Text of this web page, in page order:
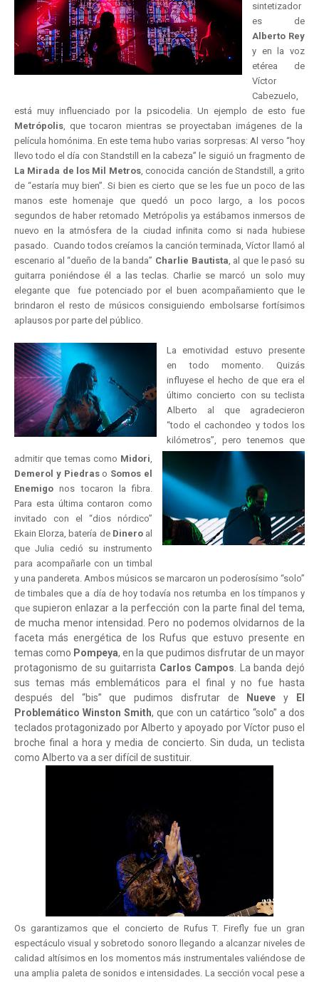
sintetizador
es de
Alberto Rey
y en la voz
etérea de
Víctor
Cabezuelo,
está muy influenciado por la psicodelia. Un ejemplo de esto fue
Metrópolis, que tocaron mientras se proyectaban imágenes de la
película homónima. En este tema hubo varias sorpresas: Al verso “hoy
llevo todo el día con Standstill en la cabeza” le siguió un fragmento de
La Mirada de los Mil Metros, conocida canción de Standstill, a grito
de “estaría muy bien”. Si bien es cierto que se les fue un poco de las
manos este homenaje que quedó un poco largo, a los pocos
segundos de haber retomado Metrópolis ya estábamos inmersos de
nuevo en la atmósfera de la ciudad infinita como si nada hubiese
pasado. Cuando todos creíamos la canción terminada, Víctor llamó al
escenario al “dueño de la banda” Charlie Bautista, al que le pasó su
guitarra poniéndose él a las teclas. Charlie se marcó un solo muy
elegante que fue potenciado por el buen acompañamiento que le
brindaron el resto de músicos consiguiendo embolsarse fortísimos
aplausos por parte del público.
La emotividad estuvo presente
en todo momento. Quizás
influyese el hecho de que era el
último concierto con su teclista
Alberto al que agradecieron
“todo el cachondeo y todos los
kilómetros”, pero tenemos que
admitir que temas como Midori,
Demerol y Piedras o Somos el
Enemigo nos tocaron la fibra.
Para esta última contaron como
invitado con el “dios nórdico”
Ekain Elorza, batería de Dineroal
que Julia cedió su instrumento
para acompañarle con un timbal
y una pandereta. Ambos músicos se marcaron un poderosísimo “solo”
de timbales que a día de hoy todavía nos retumba en los tímpanos y
quesupieron enlazar a la perfección con la parte final del tema,
de mucha menor intensidad. Pero no podemos olvidarnos de la
faceta más energética de los Rufus que estuvo presente en
temas como Pompeya, en la que pudimos disfrutar de un mayor
protagonismo de su guitarrista Carlos Campos. La banda dejó
sus temas más emblemáticos para el final y no fue hasta
después del “bis” que pudimos disfrutar de
Nueve y
El
Problemático Winston Smith, que con un catártico “solo” a dos
teclados protagonizado por Alberto y apoyado por Víctor puso el
broche final a hora y media de concierto. Sin duda, un teclista
como Alberto va a ser difícil de sustituir.
Os garantizamos que el concierto de Rufus T. Firefly fue un gran
espectáculo visual y sobretodo sonoro llegando a alcanzar niveles de
calidad altísimos en los momentos más instrumentales valiéndose de
una amplia paleta de sonidos e intensidades. La sección vocal pese a